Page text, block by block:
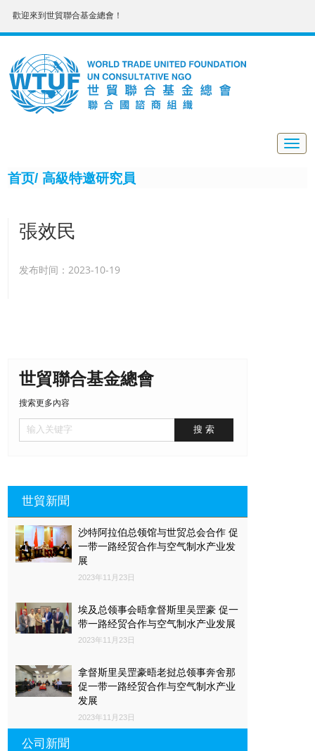
歡迎來到世貿聯合基金總會！
首页/ 高級特邀研究員
張效民
发布时间：2023-10-19
世貿聯合基金總會
搜索更多內容
世貿新聞
沙特阿拉伯总领馆与世贸总会合作 促
一带一路经贸合作与空气制水产业发
展
2023年11月23日
埃及总领事会晤拿督斯里吴罡豪 促一
带一路经贸合作与空气制水产业发展
2023年11月23日
拿督斯里吴罡豪晤老挝总领事奔舍那
促一带一路经贸合作与空气制水产业
发展
2023年11月23日
公司新聞